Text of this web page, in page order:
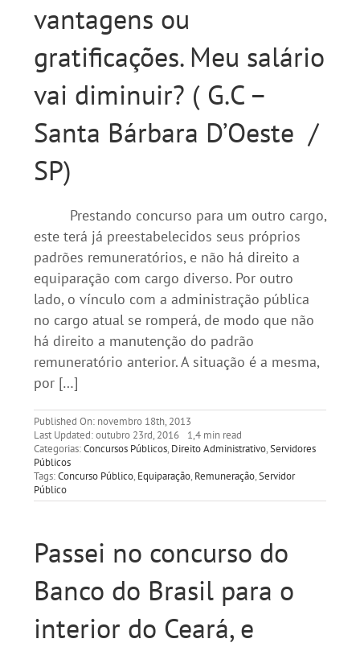
vantagens ou
gratificações. Meu salário
vai diminuir? ( G.C –
Santa Bárbara D’Oeste /
SP)
Prestando concurso para um outro cargo,
este terá já preestabelecidos seus próprios
padrões remuneratórios, e não há direito a
equiparação com cargo diverso. Por outro
lado, o vínculo com a administração pública
no cargo atual se romperá, de modo que não
há direito a manutenção do padrão
remuneratório anterior. A situação é a mesma,
por […]
Published On: novembro 18th, 2013
Last Updated: outubro 23rd, 2016
1,4 min read
Categorias:Concursos Públicos, Direito Administrativo,Servidores
Públicos
Tags:Concurso Público, Equiparação, Remuneração,Servidor
Público
Passei no concurso do
Banco do Brasil para o
interior do Ceará, e